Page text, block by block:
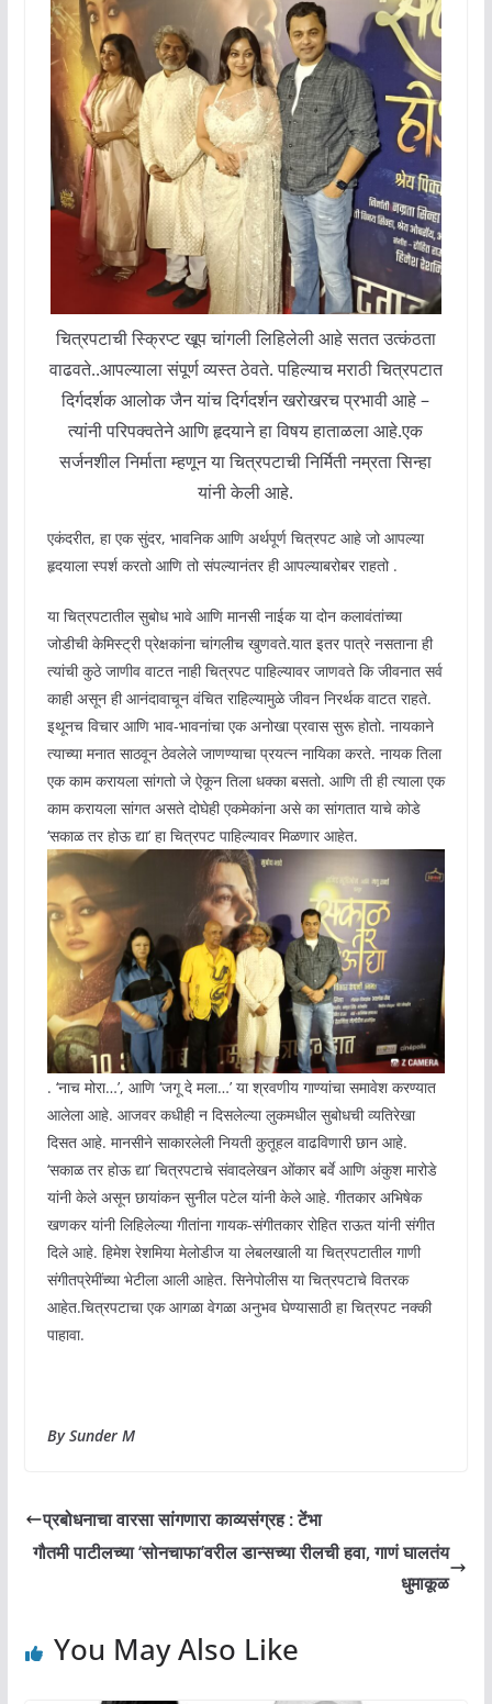
चित्रपटाची स्क्रिप्ट खूप चांगली लिहिलेली आहे सतत उत्कंठता
वाढवते..आपल्याला संपूर्ण व्यस्त ठेवते. पहिल्याच मराठी चित्रपटात
दिर्गदर्शक आलोक जैन यांच दिर्गदर्शन खरोखरच प्रभावी आहे –
त्यांनी परिपक्वतेने आणि हृदयाने हा विषय हाताळला आहे.एक
सर्जनशील निर्माता म्हणून या चित्रपटाची निर्मिती नम्रता सिन्हा
यांनी केली आहे.
एकंदरीत, हा एक सुंदर, भावनिक आणि अर्थपूर्ण चित्रपट आहे जो आपल्या
हृदयाला स्पर्श करतो आणि तो संपल्यानंतर ही आपल्याबरोबर राहतो .
या चित्रपटातील सुबोध भावे आणि मानसी नाईक या दोन कलावंतांच्या
जोडीची केमिस्ट्री प्रेक्षकांना चांगलीच खुणवते.यात इतर पात्रे नसताना ही
त्यांची कुठे जाणीव वाटत नाही चित्रपट पाहिल्यावर जाणवते कि जीवनात सर्व
काही असून ही आनंदावाचून वंचित राहिल्यामुळे जीवन निरर्थक वाटत राहते.
इथूनच विचार आणि भाव-भावनांचा एक अनोखा प्रवास सुरू होतो. नायकाने
त्याच्या मनात साठवून ठेवलेले जाणण्याचा प्रयत्न नायिका करते. नायक तिला
एक काम करायला सांगतो जे ऐकून तिला धक्का बसतो. आणि ती ही त्याला एक
काम करायला सांगत असते दोघेही एकमेकांना असे का सांगतात याचे कोडे
‘सकाळ तर होऊ द्या’ हा चित्रपट पाहिल्यावर मिळणार आहेत.
. ‘नाच मोरा…’, आणि ‘जगू दे मला…’ या श्रवणीय गाण्यांचा समावेश करण्यात
आलेला आहे. आजवर कधीही न दिसलेल्या लुकमधील सुबोधची व्यतिरेखा
दिसत आहे. मानसीने साकारलेली नियती कुतूहल वाढविणारी छान आहे.
‘सकाळ तर होऊ द्या’ चित्रपटाचे संवादलेखन ओंकार बर्वे आणि अंकुश मारोडे
यांनी केले असून छायांकन सुनील पटेल यांनी केले आहे. गीतकार अभिषेक
खणकर यांनी लिहिलेल्या गीतांना गायक-संगीतकार रोहित राऊत यांनी संगीत
दिले आहे. हिमेश रेशमिया मेलोडीज या लेबलखाली या चित्रपटातील गाणी
संगीतप्रेमींच्या भेटीला आली आहेत. सिनेपोलीस या चित्रपटाचे वितरक
आहेत.चित्रपटाचा एक आगळा वेगळा अनुभव घेण्यासाठी हा चित्रपट नक्की
पाहावा.
By Sunder M
प्रबोधनाचा वारसा सांगणारा काव्यसंग्रह : टेंभा
गौतमी पाटीलच्या ‘सोनचाफा’वरील डान्सच्या रीलची हवा, गाणं घालतंय
धुमाकूळ
You May Also Like